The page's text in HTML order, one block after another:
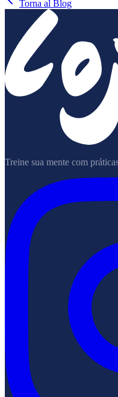
Torna al Blog
Treine sua mente com